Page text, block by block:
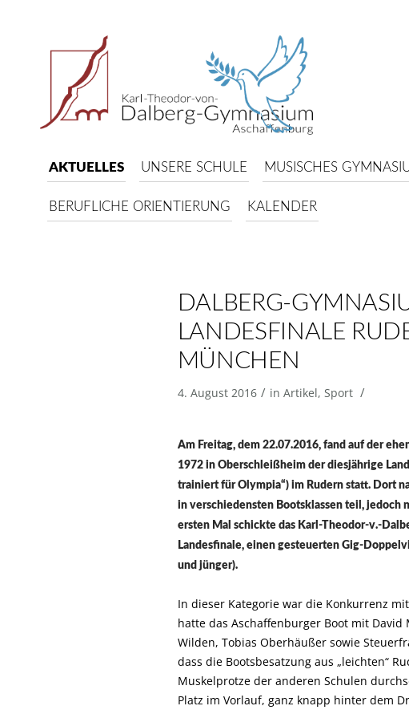
AKTUELLES UNSERE SCHULE MUSISCHES
BERUFLICHE ORIENTIERUNG KALENDER
DALBERG-
LANDESFINALE
MÜNCHEN
4. August 2016 / in Artikel, Sport /
Am Freitag, dem 22.07.2016, fand auf der
1972 in Oberschleißheim der diesjährige
trainiert für Olympia“) im Rudern statt. Dort
in verschiedensten Bootsklassen teil, jedoch
ersten Mal schickte das Karl-Theodor-v.-
Landesfinale, einen gesteuerten Gig-
und jünger).
In dieser Kategorie war die Konkurrenz
hatte das Aschaffenburger Boot mit
Wilden, Tobias Oberhäußer sowie
dass die Bootsbesatzung aus „leichten“
Muskelprotze der anderen Schulen
Platz im Vorlauf, ganz knapp hinter dem